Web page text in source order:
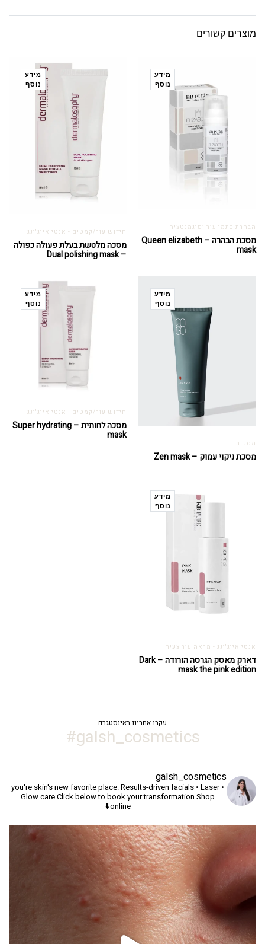
מוצרים קשורים
מידע
נוסף
הבהרת כתמי עור ופיגמנטציה
מסכת הבהרה – Queen elizabeth
mask
מידע
נוסף
חידוש עור/קמטים - אנטי אייג'ינג
מסכה מלטשת בעלת פעולה כפולה
– Dual polishing mask
מידע
נוסף
מסכות
מסכת ניקוי עמוק – Zen mask
מידע
נוסף
חידוש עור/קמטים - אנטי אייג'ינג
מסכה לחותית – Super hydrating
mask
מידע
נוסף
אנטי אייג'ינג - מראה עור צעיר
דארק מאסק הגרסה הורודה – Dark
mask the pink edition
עקבו אחרינו באינסטגרם
galsh_cosmetics#
galsh_cosmetics
you're skin's new favorite place.Results-driven facials • Laser •
Glow careClick below to book your transformation Shop
online⬇️